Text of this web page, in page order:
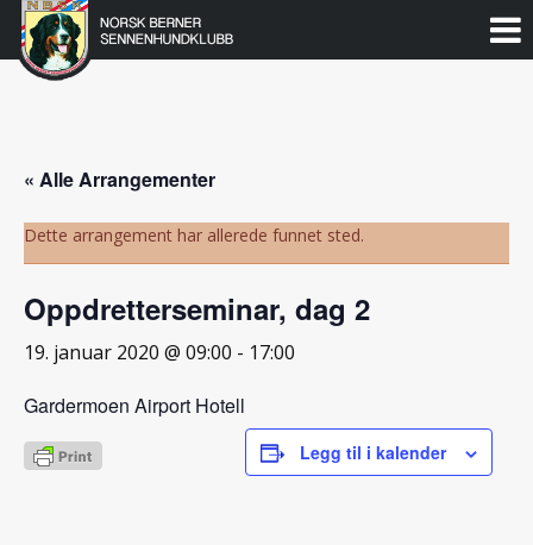
Gå
Norsk
Berner
« Alle Arrangementer
Dette arrangement har allerede funnet sted.
Oppdretterseminar, dag 2
19. januar 2020 @ 09:00 - 17:00
Gardermoen Airport Hotell
Legg til i kalender